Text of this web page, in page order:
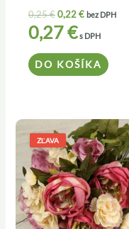
0,25€0,22€ bez DPH
0,27€s DPH
DO KOŠÍKA
ZĽAVA
Pôvodná
cena
bola:
4,90 €.
Aktuálna
cena
je:
4,50 €.